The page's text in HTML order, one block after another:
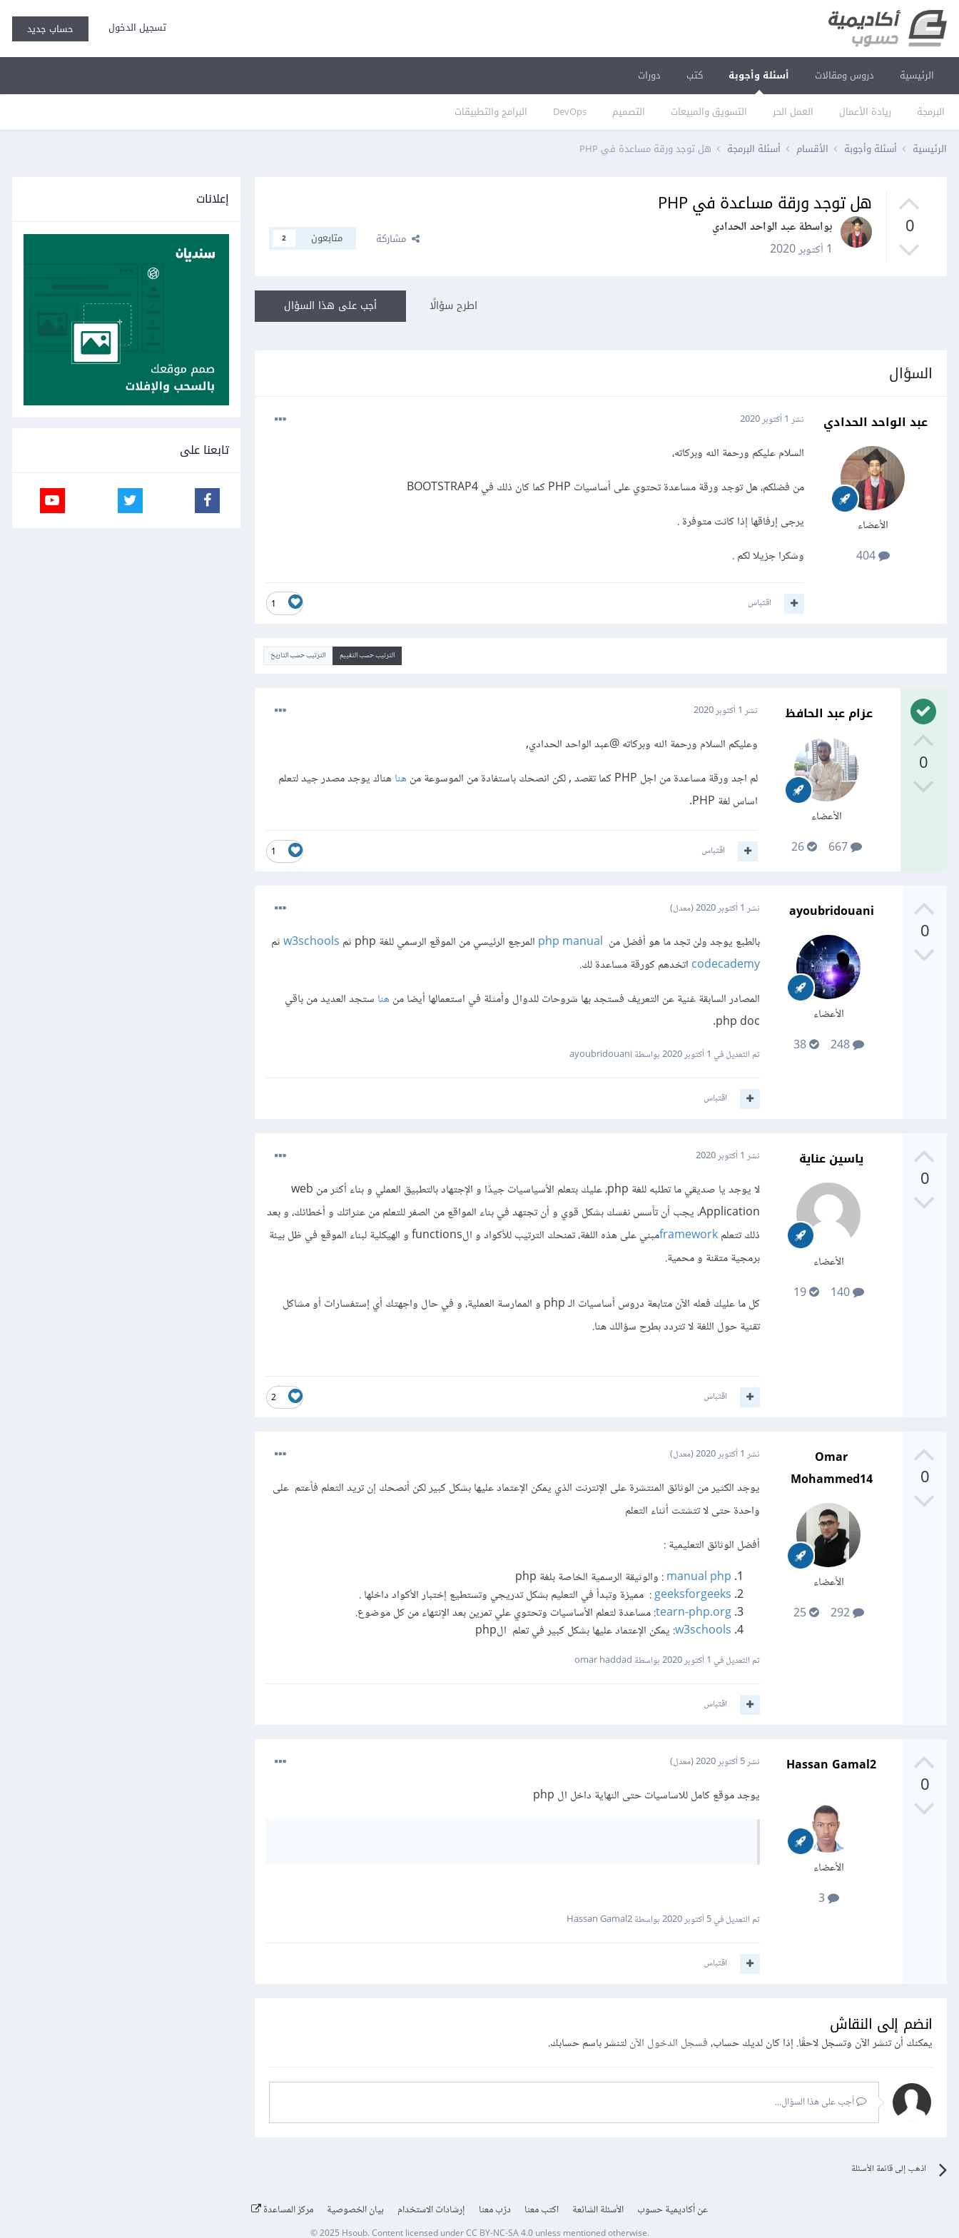
تسجيل الدخول حساب جديد
الرئيسية دروس ومقالات أسئلة وأجوبة
البرمجة ريادة الأعمال العمل الحر التسويق والمبيعات التصميم DevOps البرامج والتطبيقات
كتب دورات
الرئيسية أسئلة وأجوبة الأقسام أسئلة البرمجة هل توجد ورقة مساعدة في PHP
0
هل توجد ورقة مساعدة في PHP
بواسطة عبد الواحد الحدادي
1 أكتوبر 2020
مشاركة متابعون 2
أجب على هذا السؤال اطرح سؤالًا
السؤال
عبد الواحد الحدادي
الأعضاء
404
نشر 1 أكتوبر 2020
السلام عليكم ورحمة الله وبركاته،
من فضلكم، هل توجد ورقة مساعدة تحتوي على أساسيات PHP كما كان ذلك في BOOTSTRAP4
يرجى إرفاقها إذا كانت متوفرة .
وشكرا جزيلا لكم .
1 اقتباس
الترتيب حسب التقييم الترتيب حسب التاريخ
0
عزام عبد الحافظ
الأعضاء
667
26
نشر 1 أكتوبر 2020
وعليكم السلام ورحمة الله وبركاته@عبد الواحد الحدادي,
لم اجد ورقة مساعدة من اجل PHP كما تقصد , لكن انصحك باستفادة من الموسوعة من
هناهناك يوجد مصدر جيد لتعلم
اساس لغة PHP.
1 اقتباس
0
ayoubridouani
الأعضاء
248
38
نشر 1 أكتوبر 2020 (معدل)
بالطبع يوجد ولن تجد ما هو أفضل من php manual المرجع الرئيسي من الموقع الرسمي للغة php ثم w3schoolsثم
codecademy اتخدهم كورقة مساعدة لك.
المصادر السابقة غنية عن التعريف فستجد بها شروحات للدوال وأمثلة في استعمالها أيضا منهنا ستجد العديد من باقي
php doc.
تم التعديل في 1 أكتوبر 2020 بواسطة ayoubridouani
اقتباس
0
ياسين عناية
الأعضاء
140
19
نشر 1 أكتوبر 2020
لا يوجد يا صديقي ما تطلبه للغة php، عليك بتعلم الأسياسيات جيدًا و الإجتهاد بالتطبيق العملي و بناء أكثر من web
Application، يجب أن تأسس نفسك بشكل قوي و أن تجتهد في بناء المواقع من الصفر للتعلم من عثراتك و أخطائك، و بعد
ذلك تتعلمframework
مبني على هذه اللغة، تمنحك الترتيب للأكواد و الfunctions و الهيكلية لبناء الموقع في ظل بيئة
برمجية متقنة و محمية.
كل ما عليك فعله الآن متابعة دروس أساسيات الـ php و الممارسة العملية، و في حال واجهتك أي إستفسارات أو مشاكل
تقنية حول اللغة لا تتردد بطرح سؤالك هنا.
2 اقتباس
0
Omar
Mohammed14
الأعضاء
292
25
نشر 1 أكتوبر 2020 (معدل)
يوجد الكثير من الوثائق المنتشرة على الإنترنت الذي يمكن الإعتماد عليها بشكل كبير لكن أنصحك إن تريد التعلم فأعتم على
واحدة حتى لا تتشتت أثناء التعلم
أفضل الوثائق التعليمية :
manual php: والوثيقة الرسمية الخاصة بلغة php
geeksforgeeks: مميزة وتبدأ في التعليم بشكل تدريجي وتستطيع إختبار الأكواد داخلها .
tearn-php.org: مساعدة لتعلم الأساسيات وتحتوي علي تمرين بعد الإنتهاء من كل موضوع.
w3schools: يمكن الإعتماد عليها بشكل كبير في تعلم الphp
تم التعديل في 1 أكتوبر 2020 بواسطة omar haddad
اقتباس
0
Hassan Gamal2
الأعضاء
3
نشر5 أكتوبر 2020 (معدل)
يوجد موقع كامل للاساسيات حتى النهاية داخل ال php
تم التعديل في5 أكتوبر 2020 بواسطة Hassan Gamal2
اقتباس
انضم إلى النقاش
يمكنك أن تنشر الآن وتسجل لاحقًا. إذا كان لديك حساب،فسجل الدخول الآنلتنشر باسم حسابك.
أجب على هذا السؤال...
اذهب إلى قائمة الأسئلة
إعلانات
تابعنا على
عن أكاديمية حسوب الأسئلة الشائعة اكتب معنا درّب معنا إرشادات الاستخدام بيان الخصوصية مركز المساعدة
© 2025 Hsoub.Content licensed underCC BY-NC-SA 4.0unless mentioned otherwise.